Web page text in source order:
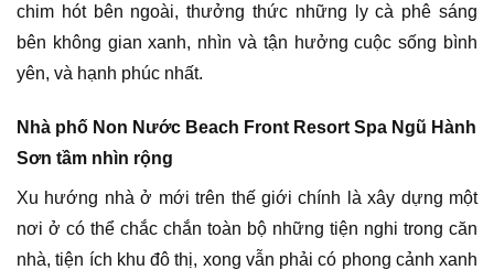
chim hót bên ngoài, thưởng thức những ly cà phê sáng
bên không gian xanh, nhìn và tận hưởng cuộc sống bình
yên, và hạnh phúc nhất.
Nhà phố Non Nước Beach Front Resort Spa Ngũ Hành
Sơn tầm nhìn rộng
Xu hướng nhà ở mới trên thế giới chính là xây dựng một
nơi ở có thể chắc chắn toàn bộ những tiện nghi trong căn
nhà, tiện ích khu đô thị, xong vẫn phải có phong cảnh xanh